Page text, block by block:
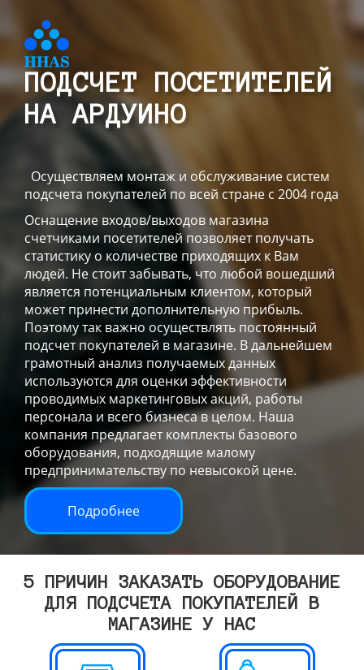
ПОДСЧЕТ ПОСЕТИТЕЛЕЙ
НА АРДУИНО
Осуществляем монтаж и обслуживание систем
подсчета покупателей по всей стране с 2004 года
Оснащение входов/выходов магазина
счетчиками посетителей позволяет получать
статистику о количестве приходящих к Вам
людей. Не стоит забывать, что любой вошедший
является потенциальным клиентом, который
может принести дополнительную прибыль.
Поэтому так важно осуществлять постоянный
подсчет покупателей в магазине. В дальнейшем
грамотный анализ получаемых данных
используются для оценки эффективности
проводимых маркетинговых акций, работы
персонала и всего бизнеса в целом. Наша
компания предлагает комплекты базового
оборудования, подходящие малому
предпринимательству по невысокой цене.
Подробнее
5 ПРИЧИН ЗАКАЗАТЬ ОБОРУДОВАНИЕ
ДЛЯ ПОДСЧЕТА ПОКУПАТЕЛЕЙ В
МАГАЗИНЕ У НАС